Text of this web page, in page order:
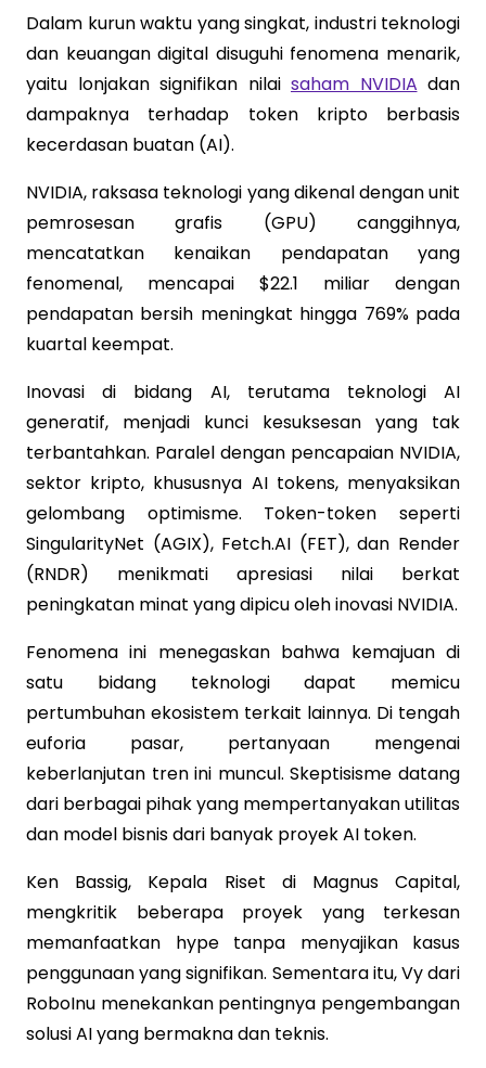
Dalam kurun waktu yang singkat, industri teknologi
dan keuangan digital disuguhi fenomena menarik,
yaitu lonjakan signifikan nilai saham NVIDIA dan
dampaknya terhadap token kripto berbasis
kecerdasan buatan (AI).
NVIDIA, raksasa teknologi yang dikenal dengan unit
pemrosesan grafis (GPU) canggihnya,
mencatatkan kenaikan pendapatan yang
fenomenal, mencapai $22.1 miliar dengan
pendapatan bersih meningkat hingga 769% pada
kuartal keempat.
Inovasi di bidang AI, terutama teknologi AI
generatif, menjadi kunci kesuksesan yang tak
terbantahkan. Paralel dengan pencapaian NVIDIA,
sektor kripto, khususnya AI tokens, menyaksikan
gelombang optimisme. Token-token seperti
SingularityNet (AGIX), Fetch.AI (FET), dan Render
(RNDR) menikmati apresiasi nilai berkat
peningkatan minat yang dipicu oleh inovasi NVIDIA.
Fenomena ini menegaskan bahwa kemajuan di
satu bidang teknologi dapat memicu
pertumbuhan ekosistem terkait lainnya. Di tengah
euforia pasar, pertanyaan mengenai
keberlanjutan tren ini muncul. Skeptisisme datang
dari berbagai pihak yang mempertanyakan utilitas
dan model bisnis dari banyak proyek AI token.
Ken Bassig, Kepala Riset di Magnus Capital,
mengkritik beberapa proyek yang terkesan
memanfaatkan hype tanpa menyajikan kasus
penggunaan yang signifikan. Sementara itu, Vy dari
RoboInu menekankan pentingnya pengembangan
solusi AI yang bermakna dan teknis.